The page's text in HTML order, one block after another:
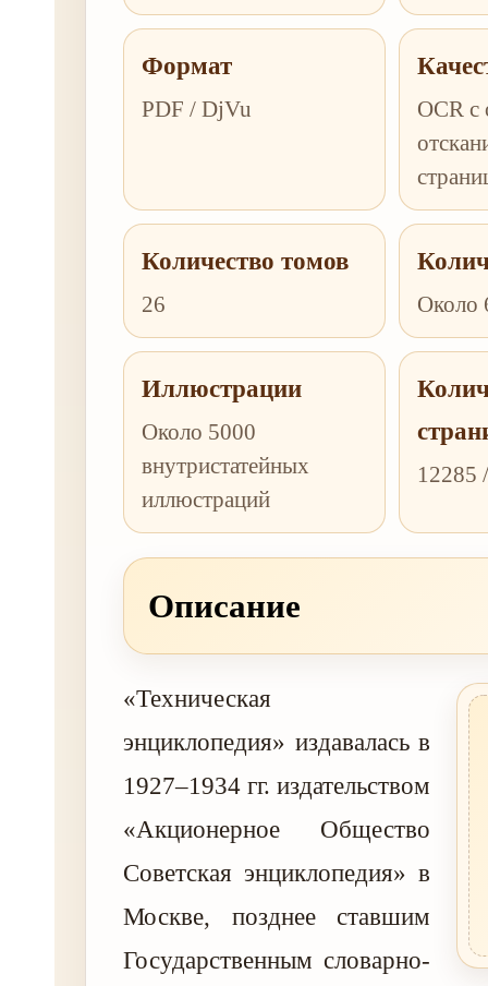
Формат
PDF / DjVu
OCR
Количество томов
26 Около
Иллюстрации
Около 5000
внутристатейных
иллюстраций
12285
Описание
«Техническая
энциклопедия» издавалась в
1927–1934 гг. издательством
«Акционерное Общество
Советская энциклопедия» в
Москве, позднее ставшим
Государственным словарно-